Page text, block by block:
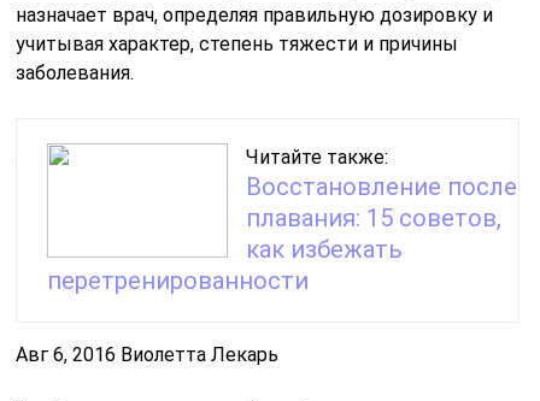
назначает врач, определяя правильную дозировку и
учитывая характер, степень тяжести и причины
заболевания.
Читайте также:
Восстановление после
плавания: 15 советов,
как избежать
перетренированности
Авг 6, 2016 Виолетта Лекарь